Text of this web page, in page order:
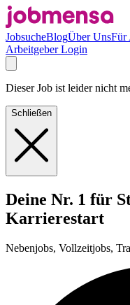
JobsucheBlogÜber UnsFür
Arbeitgeber Login
Dieser Job ist leider nicht
Schließen
Deine Nr. 1 für
Karrierestart
Nebenjobs, Vollzeitjobs,